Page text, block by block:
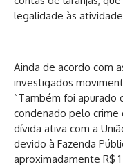
legalidade às
Ainda de acordo com
investigados
“Também foi apurado
condenado pelo crime
dívida ativa com a
devido à Fazenda
aproximadamente R$